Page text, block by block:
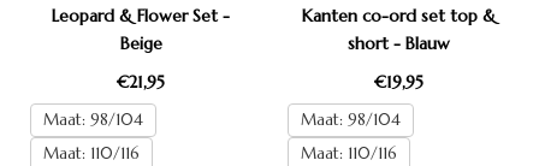
Leopard & Flower Set -
Beige
€21,95
Maat: 98/104
Maat: 110/116
Kanten co-ord set top &
short - Blauw
€19,95
Maat: 98/104
Maat: 110/116